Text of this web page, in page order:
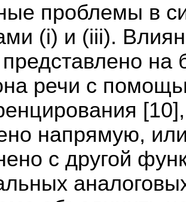
проблемы в
(i) и (iii).
на
речи с
напрямую,
с другой